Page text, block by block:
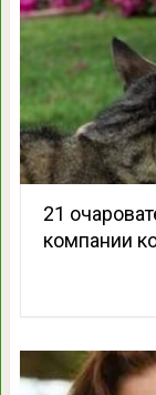
21
компании